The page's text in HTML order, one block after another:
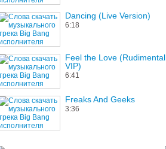
Dancing (Live Version)
6:18
Feel the Love (Rudimental
VIP)
6:41
Freaks And Geeks
3:36